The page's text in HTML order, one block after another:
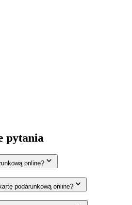
pytania
online?
podarunkową online?